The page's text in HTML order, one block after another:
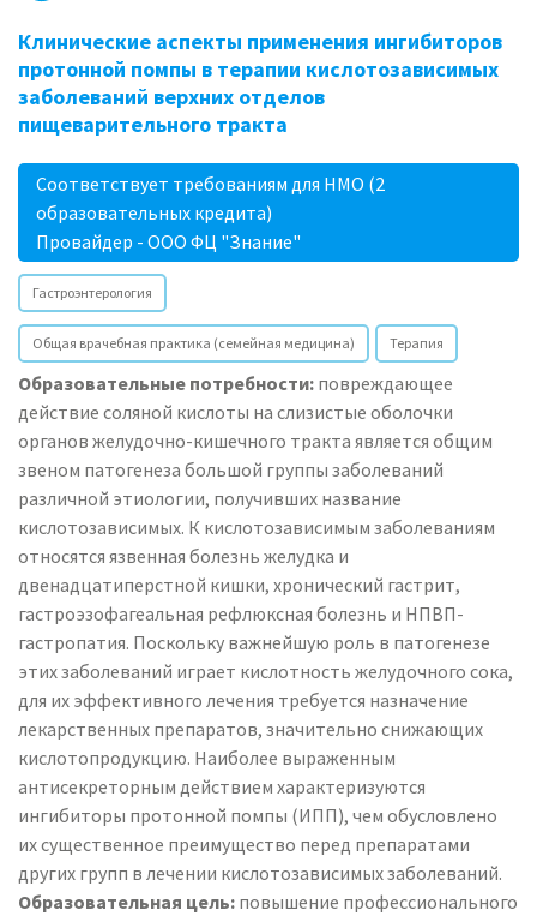
Клинические аспекты применения ингибиторов
протонной помпы в терапии кислотозависимых
заболеваний верхних отделов
пищеварительного тракта
Соответствует требованиям для НМО (2
образовательных кредита)
Провайдер - ООО ФЦ "Знание"
Гастроэнтерология
Общая врачебная практика (семейная медицина) Терапия
Образовательные потребности: повреждающее
действие соляной кислоты на слизистые оболочки
органов желудочно-кишечного тракта является общим
звеном патогенеза большой группы заболеваний
различной этиологии, получивших название
кислотозависимых. К кислотозависимым заболеваниям
относятся язвенная болезнь желудка и
двенадцатиперстной кишки, хронический гастрит,
гастроэзофагеальная рефлюксная болезнь и НПВП-
гастропатия. Поскольку важнейшую роль в патогенезе
этих заболеваний играет кислотность желудочного сока,
для их эффективного лечения требуется назначение
лекарственных препаратов, значительно снижающих
кислотопродукцию. Наиболее выраженным
антисекреторным действием характеризуются
ингибиторы протонной помпы (ИПП), чем обусловлено
их существенное преимущество перед препаратами
других групп в лечении кислотозависимых заболеваний.
Образовательная цель: повышение профессионального